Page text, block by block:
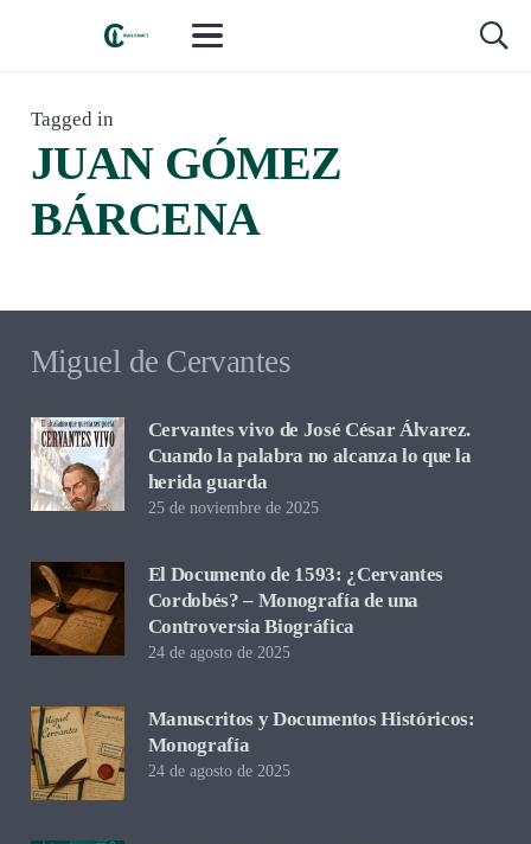
Tagged in
JUAN GÓMEZ
BÁRCENA
LIBROS Y LECTURAS, RESEÑAS Y CRÍTICA
hace 3 meses
Abril o nunca, de Juan Gómez Bárcena.
Miguel de Cervantes
Cervantes vivo de José César Álvarez.
Cuando la palabra no alcanza lo que la
herida guarda
25 de noviembre de 2025
El Documento de 1593: ¿Cervantes
Cordobés? – Monografía de una
Controversia Biográfica
24 de agosto de 2025
Manuscritos y Documentos Históricos:
Monografía
24 de agosto de 2025